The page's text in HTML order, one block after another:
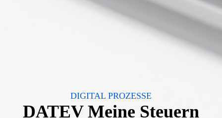
DIGITAL PROZESSE
DATEV Meine Steuern